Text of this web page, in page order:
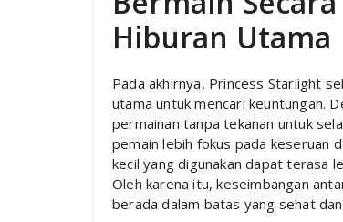
Hiburan Utama
Pada akhirnya, Princess Starlight
utama untuk mencari keuntungan.
permainan tanpa tekanan untuk
pemain lebih fokus pada keseruan
kecil yang digunakan dapat terasa
Oleh karena itu, keseimbangan
berada dalam batas yang sehat